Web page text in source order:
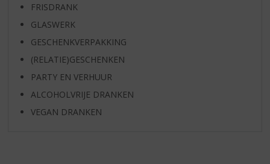
FRISDRANK
GLASWERK
GESCHENKVERPAKKING
(RELATIE)GESCHENKEN
PARTY EN VERHUUR
ALCOHOLVRIJE DRANKEN
VEGAN DRANKEN